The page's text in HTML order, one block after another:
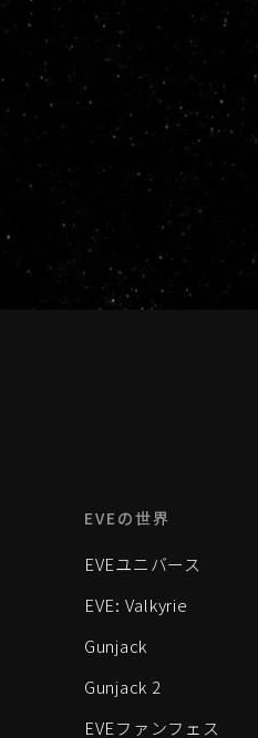
EVEの世界
EVEユニバース
EVE: Valkyrie
Gunjack
Gunjack 2
EVEファンフェス